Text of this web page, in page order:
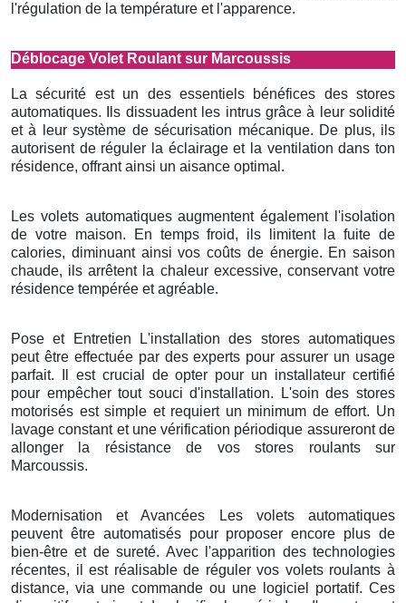
l'régulation de la température et l'apparence.
Déblocage Volet Roulant sur Marcoussis
La sécurité est un des essentiels bénéfices des stores
automatiques. Ils dissuadent les intrus grâce à leur solidité
et à leur système de sécurisation mécanique. De plus, ils
autorisent de réguler la éclairage et la ventilation dans ton
résidence, offrant ainsi un aisance optimal.
Les volets automatiques augmentent également l'isolation
de votre maison. En temps froid, ils limitent la fuite de
calories, diminuant ainsi vos coûts de énergie. En saison
chaude, ils arrêtent la chaleur excessive, conservant votre
résidence tempérée et agréable.
Pose et Entretien L'installation des stores automatiques
peut être effectuée par des experts pour assurer un usage
parfait. Il est crucial de opter pour un installateur certifié
pour empêcher tout souci d'installation. L'soin des stores
motorisés est simple et requiert un minimum de effort. Un
lavage constant et une vérification périodique assureront de
allonger la résistance de vos stores roulants sur
Marcoussis.
Modernisation et Avancées Les volets automatiques
peuvent être automatisés pour proposer encore plus de
bien-être et de sureté. Avec l'apparition des technologies
récentes, il est réalisable de réguler vos volets roulants à
distance, via une commande ou une logiciel portatif. Ces